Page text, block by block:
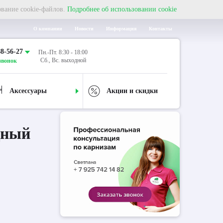
cookie-файлов. Подробнее об использовании cookie
О компании Новости Информация Контакты
56-27
Пн.-Пт. 8:30 - 18:00
Сб., Вс. выходной
Аксессуары Акции и скидки